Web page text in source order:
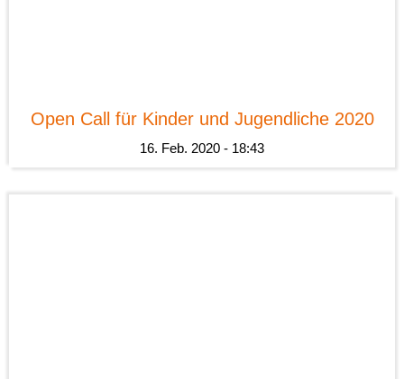
Open Call für Kinder und Jugendliche 2020
16. Feb. 2020 - 18:43